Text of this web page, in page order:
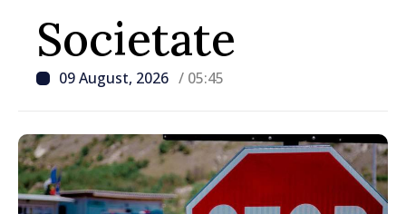
Societate
09 August, 2026 / 05:45